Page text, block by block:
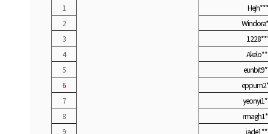
1
Hejh***
2
3
4
5
6
7
8
9